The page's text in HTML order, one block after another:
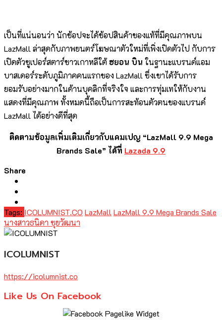
เป็นที่แน่นอนว่า นักช้อปจะได้ช้อปสินค้าของแท้ที่มีคุณภาพบน
LazMall ล่าสุดกับภาพยนตร์โฆษณาตัวใหม่ที่เพิ่งเปิดตัวไป กับการ
เปิดตัวซูเปอร์สตาร์ชาวเกาหลีใต้ฮยอน บิน ในฐานะแบรนด์แอม
บาสเดอร์ระดับภูมิภาคคนแรกของ LazMall ซึ่งเขาได้รับการ
ยอมรับอย่างมากในด้านบุคลิกที่จริงใจ และการทุ่มเทให้กับงาน
แสดงที่มีคุณภาพ ทั้งหมดนี้ถือเป็นการสะท้อนตัวตนของแบรนด์
LazMall ได้อย่างดีที่สุด
ติดตามข้อมูลเพิ่มเติมเกี่ยวกับแคมเปญ “LazMall 9.9 Mega
Brands Sale” ได้ที่ Lazada 9.9
Share
Tags: ICOLUMNIST.CO LazMallLazMall 9.9 Mega Brands Sale
นางสาวธนิดา ซุยวัฒนา
ICOLUMNIST
https://icolumnist.co
Like Us On Facebook